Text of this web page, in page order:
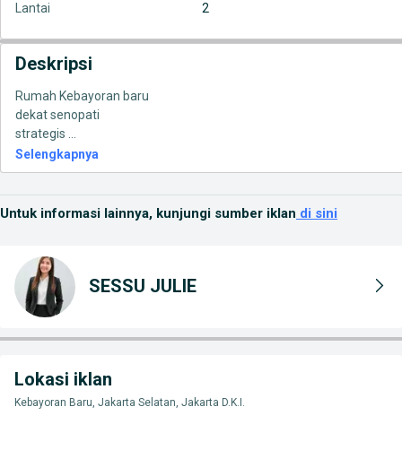
Lantai
2
Deskripsi
Rumah Kebayoran baru
dekat senopati
strategis
Selengkapnya
Untuk informasi lainnya, kunjungi sumber iklan di sini
SESSU JULIE
Lokasi iklan
Kebayoran Baru, Jakarta Selatan, Jakarta D.K.I.